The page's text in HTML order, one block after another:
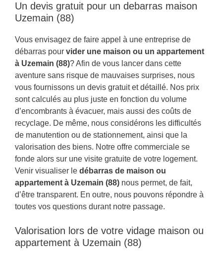
Un devis gratuit pour un debarras maison
Uzemain (88)
Vous envisagez de faire appel à une entreprise de
débarras pour vider une maison ou un appartement
à Uzemain (88)? Afin de vous lancer dans cette
aventure sans risque de mauvaises surprises, nous
vous fournissons un devis gratuit et détaillé. Nos prix
sont calculés au plus juste en fonction du volume
d’encombrants à évacuer, mais aussi des coûts de
recyclage. De même, nous considérons les difficultés
de manutention ou de stationnement, ainsi que la
valorisation des biens. Notre offre commerciale se
fonde alors sur une visite gratuite de votre logement.
Venir visualiser le débarras de maison ou
appartement à Uzemain (88) nous permet, de fait,
d’être transparent. En outre, nous pouvons répondre à
toutes vos questions durant notre passage.
Valorisation lors de votre vidage maison ou
appartement à Uzemain (88)